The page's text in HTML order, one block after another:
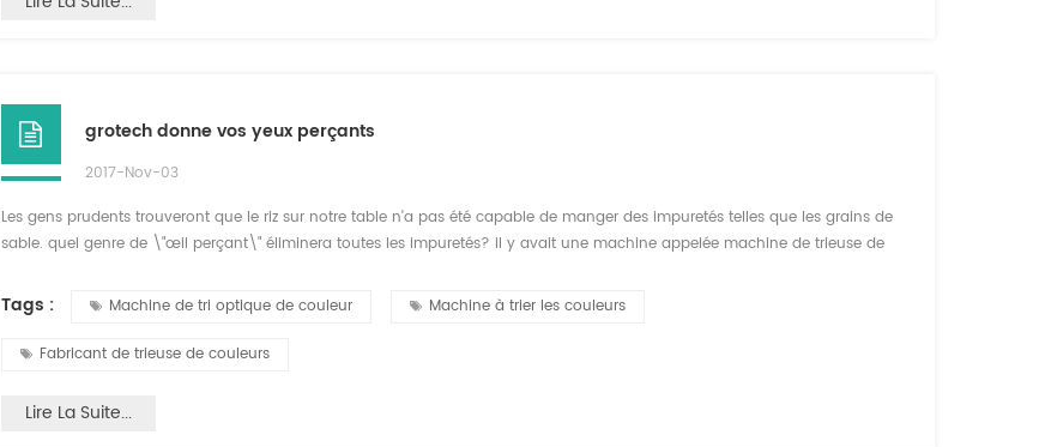
grotech donne vos yeux perçants
2017-Nov-03
Les gens prudents trouveront que le riz sur notre table n'a pas été capable de manger des impuretés telles que les grains de
sable. quel genre de \"œil perçant\" éliminera toutes les impuretés? il y avait une machine appelée machine de trieuse de
ccd est la technologie ...
Tags : Machine de tri optique de couleur Machine à trier les couleurs
Fabricant de trieuse de couleurs
Lire La Suite...